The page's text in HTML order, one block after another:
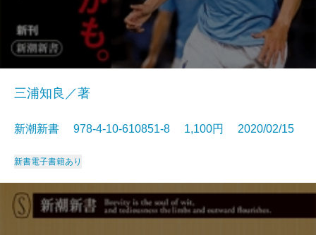
三浦知良／著
新潮新書 978-4-10-610851-8 1,100円 2020/02/15
新書電子書籍あり